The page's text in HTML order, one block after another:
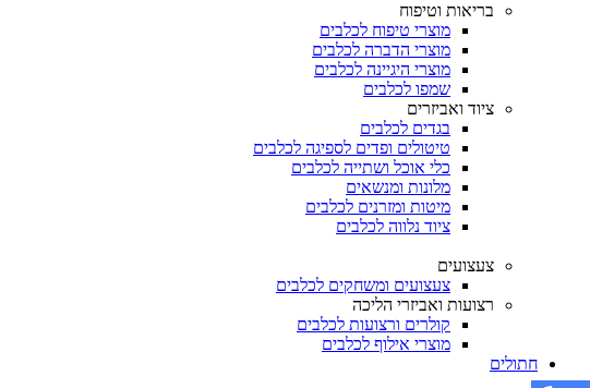
בריאות וטיפוח
מוצרי טיפוח לכלבים
מוצרי הדברה לכלבים
מוצרי היגיינה לכלבים
שמפו לכלבים
ציוד ואביזרים
בגדים לכלבים
טיטולים ופדים לספיגה לכלבים
כלי אוכל ושתייה לכלבים
מלונות ומנשאים
מיטות ומזרנים לכלבים
ציוד נלווה לכלבים
צעצועים
צעצועים ומשחקים לכלבים
רצועות ואביזרי הליכה
קולרים ורצועות לכלבים
מוצרי אילוף לכלבים
חתולים